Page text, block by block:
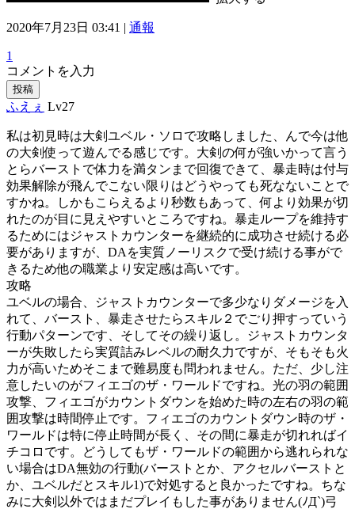
2020年7月23日 03:41 | 通報
1
コメントを入力
投稿
ふえぇ Lv27
私は初見時は大剣ユベル・ソロで攻略しました、んで今は他
の大剣使って遊んでる感じです。大剣の何が強いかって言う
とらバーストで体力を満タンまで回復できて、暴走時は付与
効果解除が飛んでこない限りはどうやっても死なないことで
すかね。しかもこらえるより秒数もあって、何より効果が切
れたのが目に見えやすいところですね。暴走ループを維持す
るためにはジャストカウンターを継続的に成功させ続ける必
要がありますが、DAを実質ノーリスクで受け続ける事がで
きるため他の職業より安定感は高いです。
攻略
ユベルの場合、ジャストカウンターで多少なりダメージを入
れて、バースト、暴走させたらスキル２でごり押すっていう
行動パターンです、そしてその繰り返し。ジャストカウンタ
ーが失敗したら実質詰みレベルの耐久力ですが、そもそも火
力が高いためそこまで難易度も問われません。ただ、少し注
意したいのがフィエゴのザ・ワールドですね。光の羽の範囲
攻撃、フィエゴがカウントダウンを始めた時の左右の羽の範
囲攻撃は時間停止です。フィエゴのカウントダウン時のザ・
ワールドは特に停止時間が長く、その間に暴走が切れればイ
チコロです。どうしてもザ・ワールドの範囲から逃れられな
い場合はDA無効の行動(バーストとか、アクセルバーストと
か、ユベルだとスキル1)で対処すると良かったですね。ちな
みに大剣以外ではまだプレイもした事がありません(ﾉД`)弓